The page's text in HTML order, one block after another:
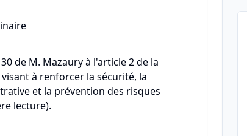
de M. Mazaury à l'article 2 de la
à renforcer la sécurité, la
et la prévention des risques
lecture).